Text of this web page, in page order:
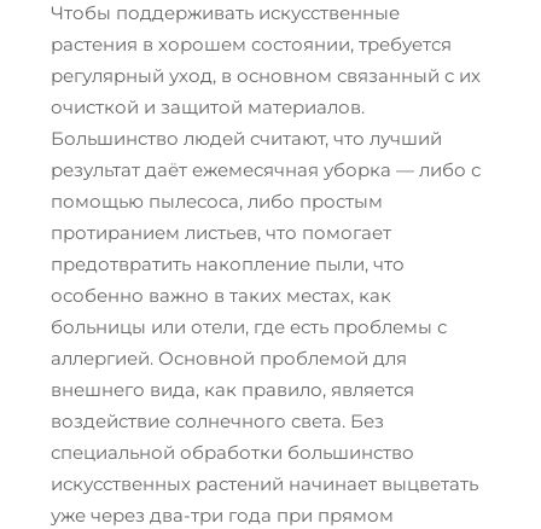
Чтобы поддерживать искусственные
растения в хорошем состоянии, требуется
регулярный уход, в основном связанный с их
очисткой и защитой материалов.
Большинство людей считают, что лучший
результат даёт ежемесячная уборка — либо с
помощью пылесоса, либо простым
протиранием листьев, что помогает
предотвратить накопление пыли, что
особенно важно в таких местах, как
больницы или отели, где есть проблемы с
аллергией. Основной проблемой для
внешнего вида, как правило, является
воздействие солнечного света. Без
специальной обработки большинство
искусственных растений начинает выцветать
уже через два-три года при прямом